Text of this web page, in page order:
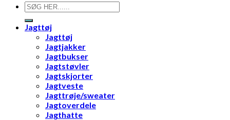
Søg
efter:
Jagttøj
Jagttøj
Jagtjakker
Jagtbukser
Jagtstøvler
Jagtskjorter
Jagtveste
Jagttrøje/sweater
Jagtoverdele
Jagthatte